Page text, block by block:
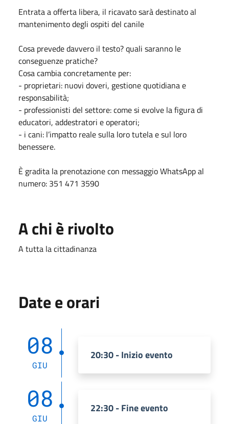
Entrata a offerta libera, il ricavato sarà destinato al
mantenimento degli ospiti del canile
Cosa prevede davvero il testo? quali saranno le
conseguenze pratiche?
Cosa cambia concretamente per:
- proprietari: nuovi doveri, gestione quotidiana e
responsabilità;
- professionisti del settore: come si evolve la figura di
educatori, addestratori e operatori;
- i cani: l’impatto reale sulla loro tutela e sul loro
benessere.
È gradita la prenotazione con messaggio WhatsApp al
numero: 351 471 3590
A chi è rivolto
A tutta la cittadinanza
Date e orari
08
GIU
20:30 - Inizio evento
08
GIU
22:30 - Fine evento